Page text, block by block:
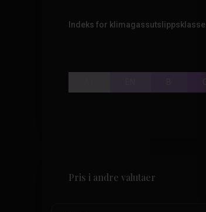
Indeks for klimagassutslippsklasse:
Pris i andre valutaer